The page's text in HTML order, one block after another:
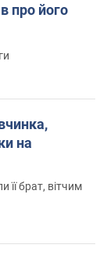
про його
на
її брат, вітчим